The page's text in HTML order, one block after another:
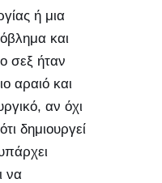
ή μια
και
σεξ ήταν
αραιό και
αν όχι
δημιουργεί
να